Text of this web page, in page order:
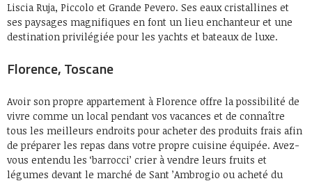
Liscia Ruja, Piccolo et Grande Pevero. Ses eaux cristallines et
ses paysages magnifiques en font un lieu enchanteur et une
destination privilégiée pour les yachts et bateaux de luxe.
Florence, Toscane
Avoir son propre appartement à Florence offre la possibilité de
vivre comme un local pendant vos vacances et de connaître
tous les meilleurs endroits pour acheter des produits frais afin
de préparer les repas dans votre propre cuisine équipée. Avez-
vous entendu les ‘barrocci’ crier à vendre leurs fruits et
légumes devant le marché de Sant ’Ambrogio ou acheté du